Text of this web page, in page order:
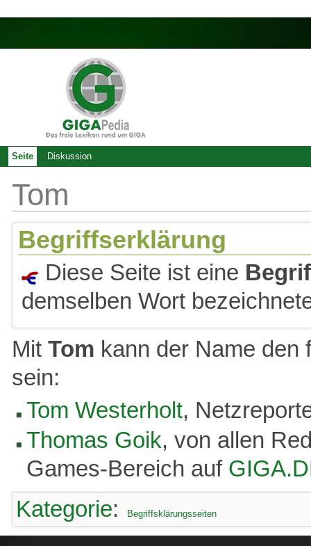
Tom
Begriffserklärung
Diese Seite ist eine
demselben Wort
Mit Tom kann der Name den
sein:
Tom Westerholt,
Thomas Goik, von allen
Games-Bereich auf
Kategorie: Begriffsklärungsseiten
Seite Diskussion